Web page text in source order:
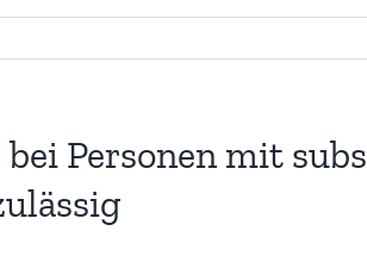
Personen mit